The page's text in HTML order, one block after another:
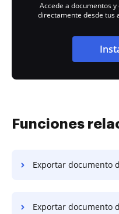
Accede a documentos
directamente desde tus
Funciones
Exportar documento de campo
Exportar documento de campo avanzado en